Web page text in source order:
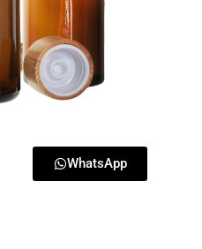
WhatsApp